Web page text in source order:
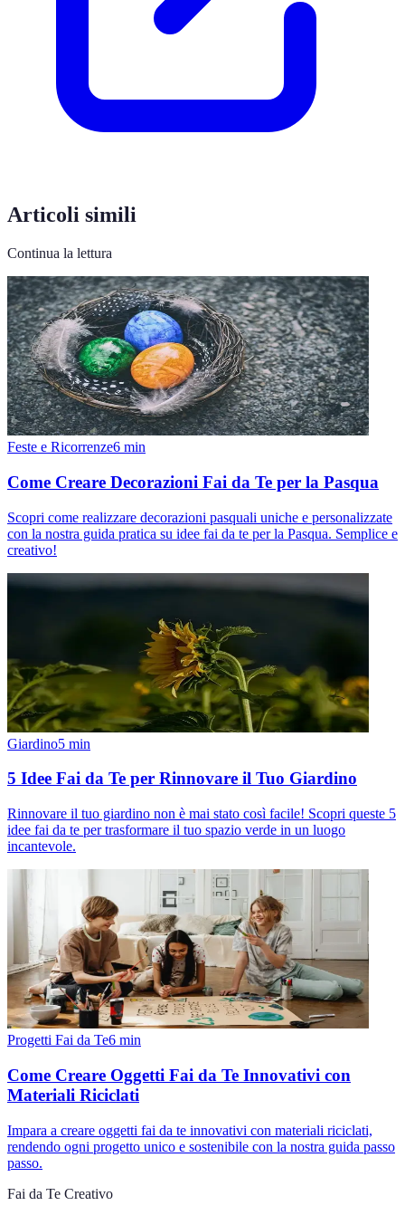
Articoli simili
Continua la lettura
Feste e Ricorrenze6 min
Come Creare Decorazioni Fai da Te per la Pasqua
Scopri come realizzare decorazioni pasquali uniche e personalizzate
con la nostra guida pratica su idee fai da te per la Pasqua. Semplice e
creativo!
Giardino5 min
5 Idee Fai da Te per Rinnovare il Tuo Giardino
Rinnovare il tuo giardino non è mai stato così facile! Scopri queste 5
idee fai da te per trasformare il tuo spazio verde in un luogo
incantevole.
Progetti Fai da Te6 min
Come Creare Oggetti Fai da Te Innovativi con
Materiali Riciclati
Impara a creare oggetti fai da te innovativi con materiali riciclati,
rendendo ogni progetto unico e sostenibile con la nostra guida passo
passo.
Fai da Te Creativo